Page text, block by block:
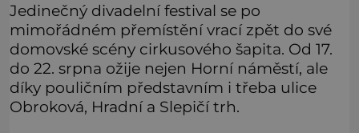
Jedinečný divadelní festival se po
mimořádném přemístění vrací zpět do své
domovské scény cirkusového šapita. Od 17.
do 22. srpna ožije nejen Horní náměstí, ale
díky pouličním představním i třeba ulice
Obroková, Hradní a Slepičí trh.